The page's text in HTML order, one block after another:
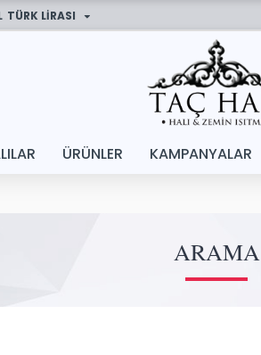
TÜRK LIRASI
ÜRÜNLER KAMPANYALAR
ARAMA